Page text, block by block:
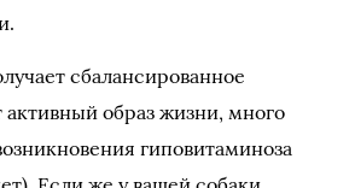
сбалансированное
активный образ жизни, много
гиповитаминоза